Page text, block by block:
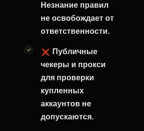
Незнание правил
не освобождает от
ответственности.
Публичные
чекеры и прокси
для проверки
купленных
аккаунтов не
допускаются.